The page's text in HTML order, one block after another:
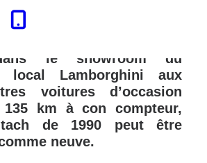
côté de l’Atlantique à
rare Lamborghini
le showroom du
local Lamborghini aux
voitures d’occasion
135 km à con compteur,
de 1990 peut être
neuve.